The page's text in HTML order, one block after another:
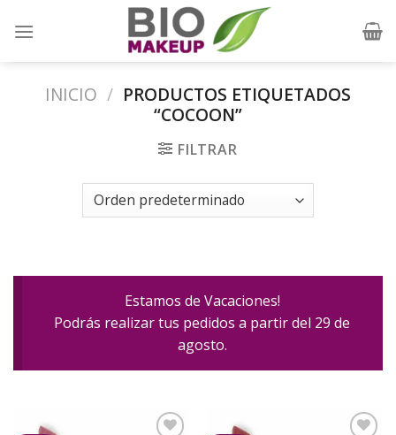
INICIO / PRODUCTOS ETIQUETADOS
“COCOON”
FILTRAR
Estamos de Vacaciones!
Podrás realizar tus pedidos a partir del 29 de
agosto.